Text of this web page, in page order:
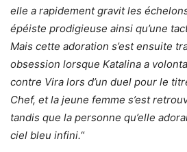
elle a rapidement gravit les
épéiste prodigieuse ainsi qu’une
Mais cette adoration s’est ensuite
obsession lorsque Katalina a
contre Vira lors d’un duel pour le
Chef, et la jeune femme s’est
tandis que la personne qu’elle
ciel bleu infini.“